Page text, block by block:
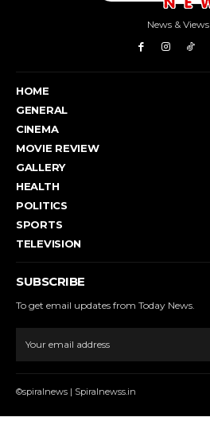
News & Views
HOME
GENERAL
CINEMA
MOVIE REVIEW
GALLERY
HEALTH
POLITICS
SPORTS
TELEVISION
SUBSCRIBE
To get email updates from Today News.
©spiralnews | Spiralnewss.in